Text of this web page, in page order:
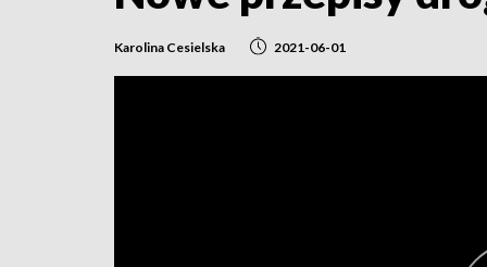
Karolina Cesielska 2021-06-01